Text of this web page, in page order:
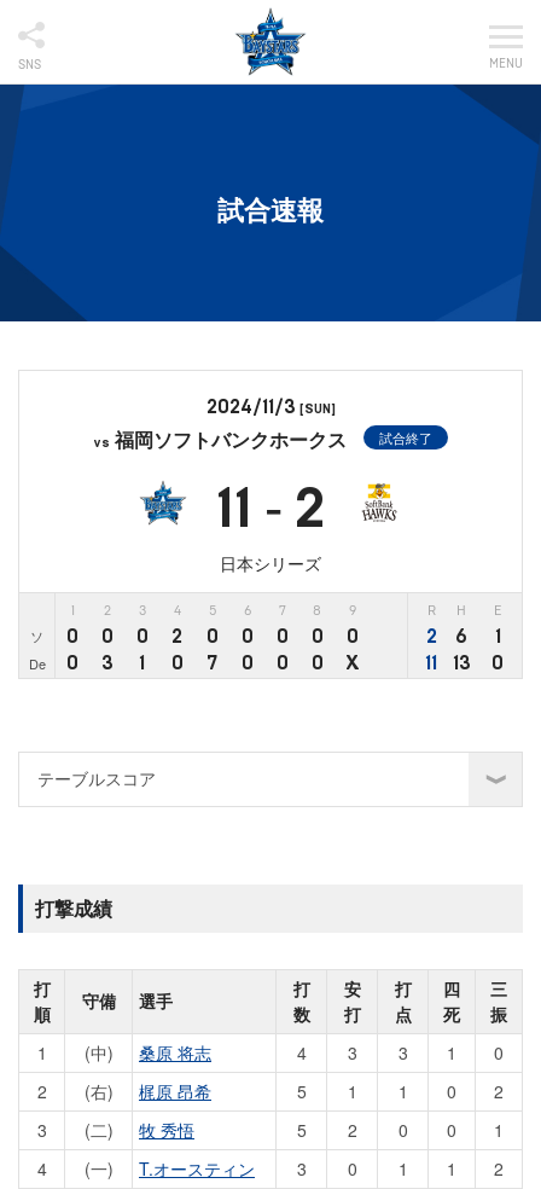
SNS MENU
試合速報
2024/11/3 [SUN]
vs 福岡ソフトバンクホークス 試合終了
11 - 2
日本シリーズ
2 3 4 5 6 7 8 9 R H E
ソ 0 0 0 2 0 0 0 0 0 2 6 1
De 0 3 1 0 7 0 0 0 X 11 13 0
打撃成績
打
順
守備 選手
打
数
安
打
打
点
四
死
三
振
1
(中) 桑原 将志 4 3 3 1
0
2
(右) 梶原 昂希 5 1 1 0
2
3
(二) 牧 秀悟 5 2 0 0
1
4
(一) T.オースティン 3 0 1 1
2